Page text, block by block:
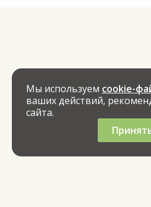
Мы используем cookie-
ваших действий,
сайта.